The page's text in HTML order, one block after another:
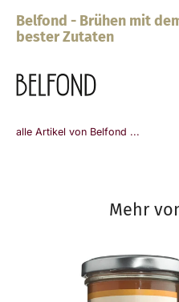
Belfond - Brühen mit
bester Zutaten
alle Artikel von Belfond ...
Mehr